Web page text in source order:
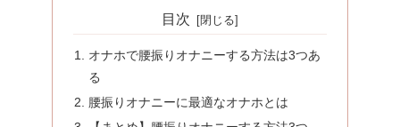
目次
オナホで腰振りオナニーする方法は3つあ
る
腰振りオナニーに最適なオナホとは